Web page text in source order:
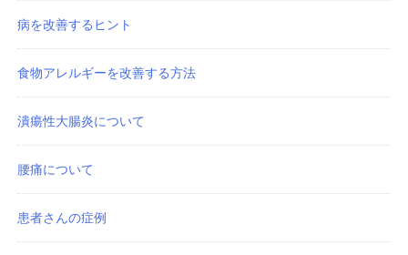
病を改善するヒント
食物アレルギーを改善する方法
潰瘍性大腸炎について
腰痛について
患者さんの症例